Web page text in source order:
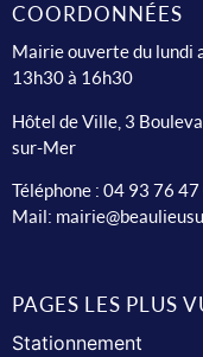
COORDONNÉES
Mairie ouverte du lundi
13h30 à 16h30
Hôtel de Ville, 3
sur-Mer
Téléphone : 04 93 76 47
Mail:
PAGES LES PLUS
Stationnement